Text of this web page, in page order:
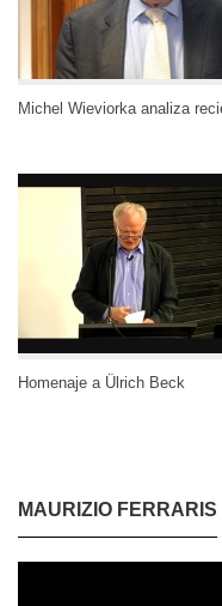
Michel Wieviorka analiza
Homenaje a Ülrich Beck
MAURIZIO FERRARIS